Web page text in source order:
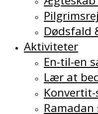
Dødsfald
Aktiviteter
En-til-en
Lær at